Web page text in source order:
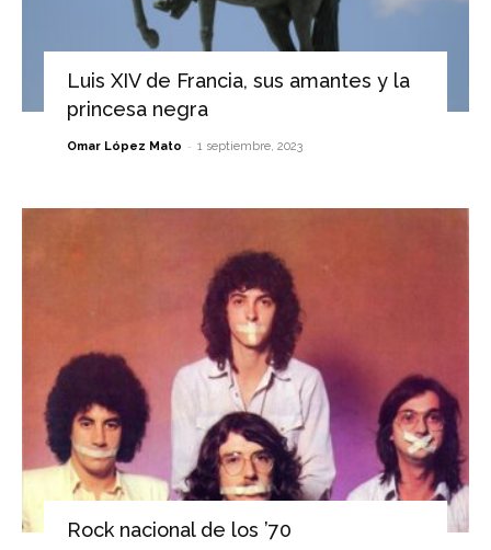
Luis XIV de Francia, sus amantes y la
princesa negra
Omar López Mato - 1 septiembre, 2023
Rock nacional de los ’70